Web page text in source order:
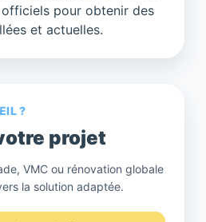
pour obtenir des
et actuelles.
?
projet
VMC ou rénovation globale
la solution adaptée.